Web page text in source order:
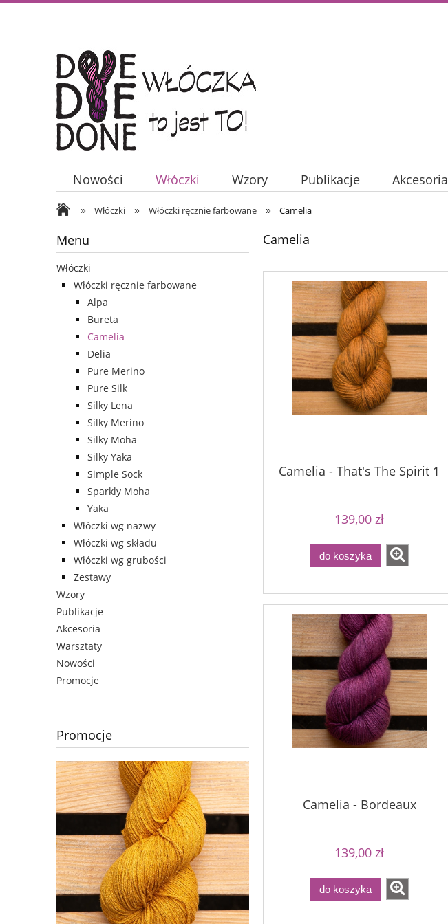
Nowości Włóczki Wzory Publikacje Akcesoria
» Włóczki » Włóczki ręcznie farbowane » Camelia
Menu
Włóczki
Włóczki ręcznie farbowane
Alpa
Bureta
Camelia
Delia
Pure Merino
Pure Silk
Silky Lena
Silky Merino
Silky Moha
Silky Yaka
Simple Sock
Sparkly Moha
Yaka
Włóczki wg nazwy
Włóczki wg składu
Włóczki wg grubości
Zestawy
Wzory
Publikacje
Akcesoria
Warsztaty
Nowości
Promocje
Promocje
Camelia
Camelia - That's The Spirit 1
139,00 zł
do koszyka
Camelia - Bordeaux
139,00 zł
do koszyka